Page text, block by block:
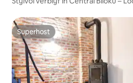
Superhost
Superhost